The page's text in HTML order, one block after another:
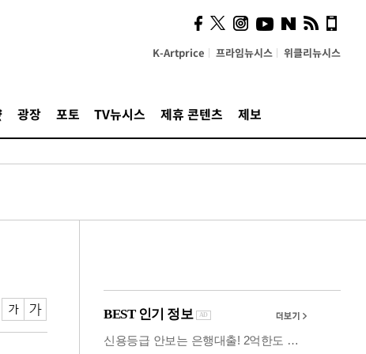
K-Artprice 프라임뉴시스 위클리뉴시스
광장 포토 TV뉴시스 제휴 콘텐츠 제보
시, 스마트폰 액세서리에
NFC 더했다